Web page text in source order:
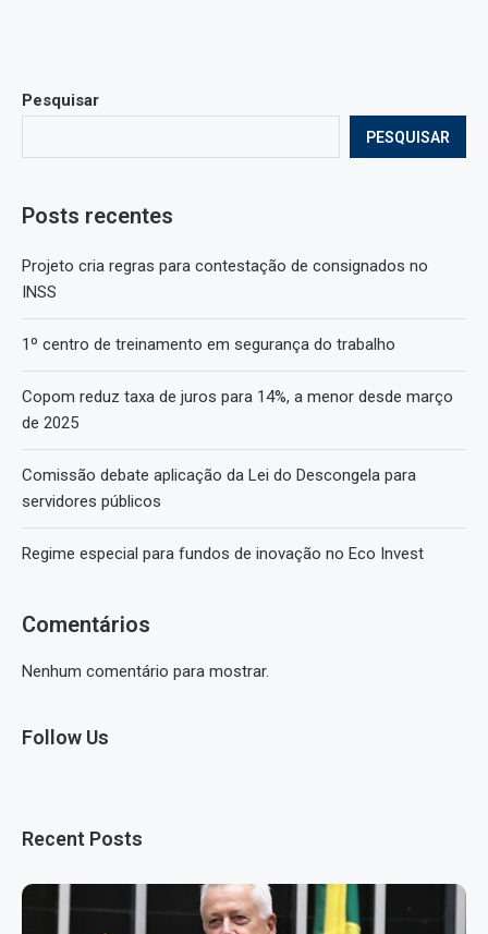
Pesquisar
PESQUISAR
Posts recentes
Projeto cria regras para contestação de consignados no
INSS
1º centro de treinamento em segurança do trabalho
Copom reduz taxa de juros para 14%, a menor desde março
de 2025
Comissão debate aplicação da Lei do Descongela para
servidores públicos
Regime especial para fundos de inovação no Eco Invest
Comentários
Nenhum comentário para mostrar.
Follow Us
Recent Posts